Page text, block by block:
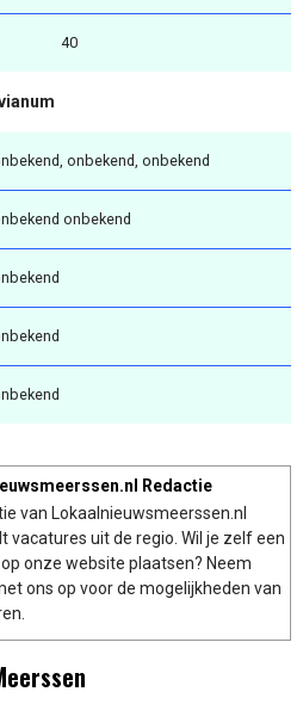
40
onbekend, onbekend
onbekend
Redactie
van Lokaalnieuwsmeerssen.nl
vacatures uit de regio. Wil je zelf een
onze website plaatsen? Neem
ons op voor de mogelijkheden van